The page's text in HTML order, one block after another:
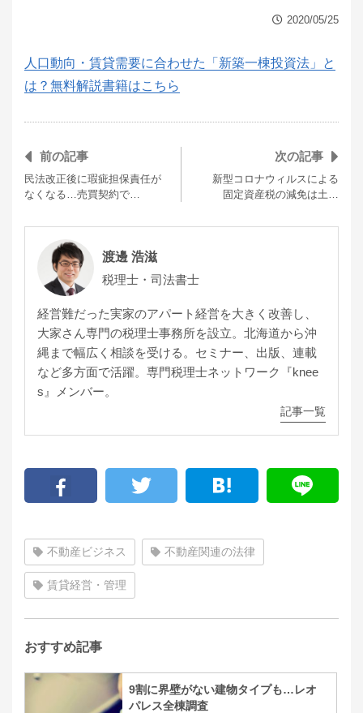
2020/05/25
人口動向・賃貸需要に合わせた「新築一棟投資法」と
は？無料解説書籍はこちら
前の記事
民法改正後に瑕疵担保責任が
なくなる…売買契約で…
次の記事
新型コロナウィルスによる
固定資産税の減免は土…
渡邊 浩滋
税理士・司法書士
経営難だった実家のアパート経営を大きく改善し、
大家さん専門の税理士事務所を設立。北海道から沖
縄まで幅広く相談を受ける。セミナー、出版、連載
など多方面で活躍。専門税理士ネットワーク『knee
s』メンバー。
記事一覧
不動産ビジネス 不動産関連の法律
賃貸経営・管理
おすすめ記事
9割に界壁がない建物タイプも…レオ
パレス全棟調査